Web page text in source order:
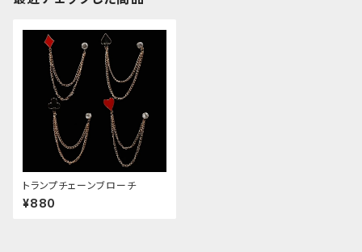
トランプチェーンブローチ
¥880